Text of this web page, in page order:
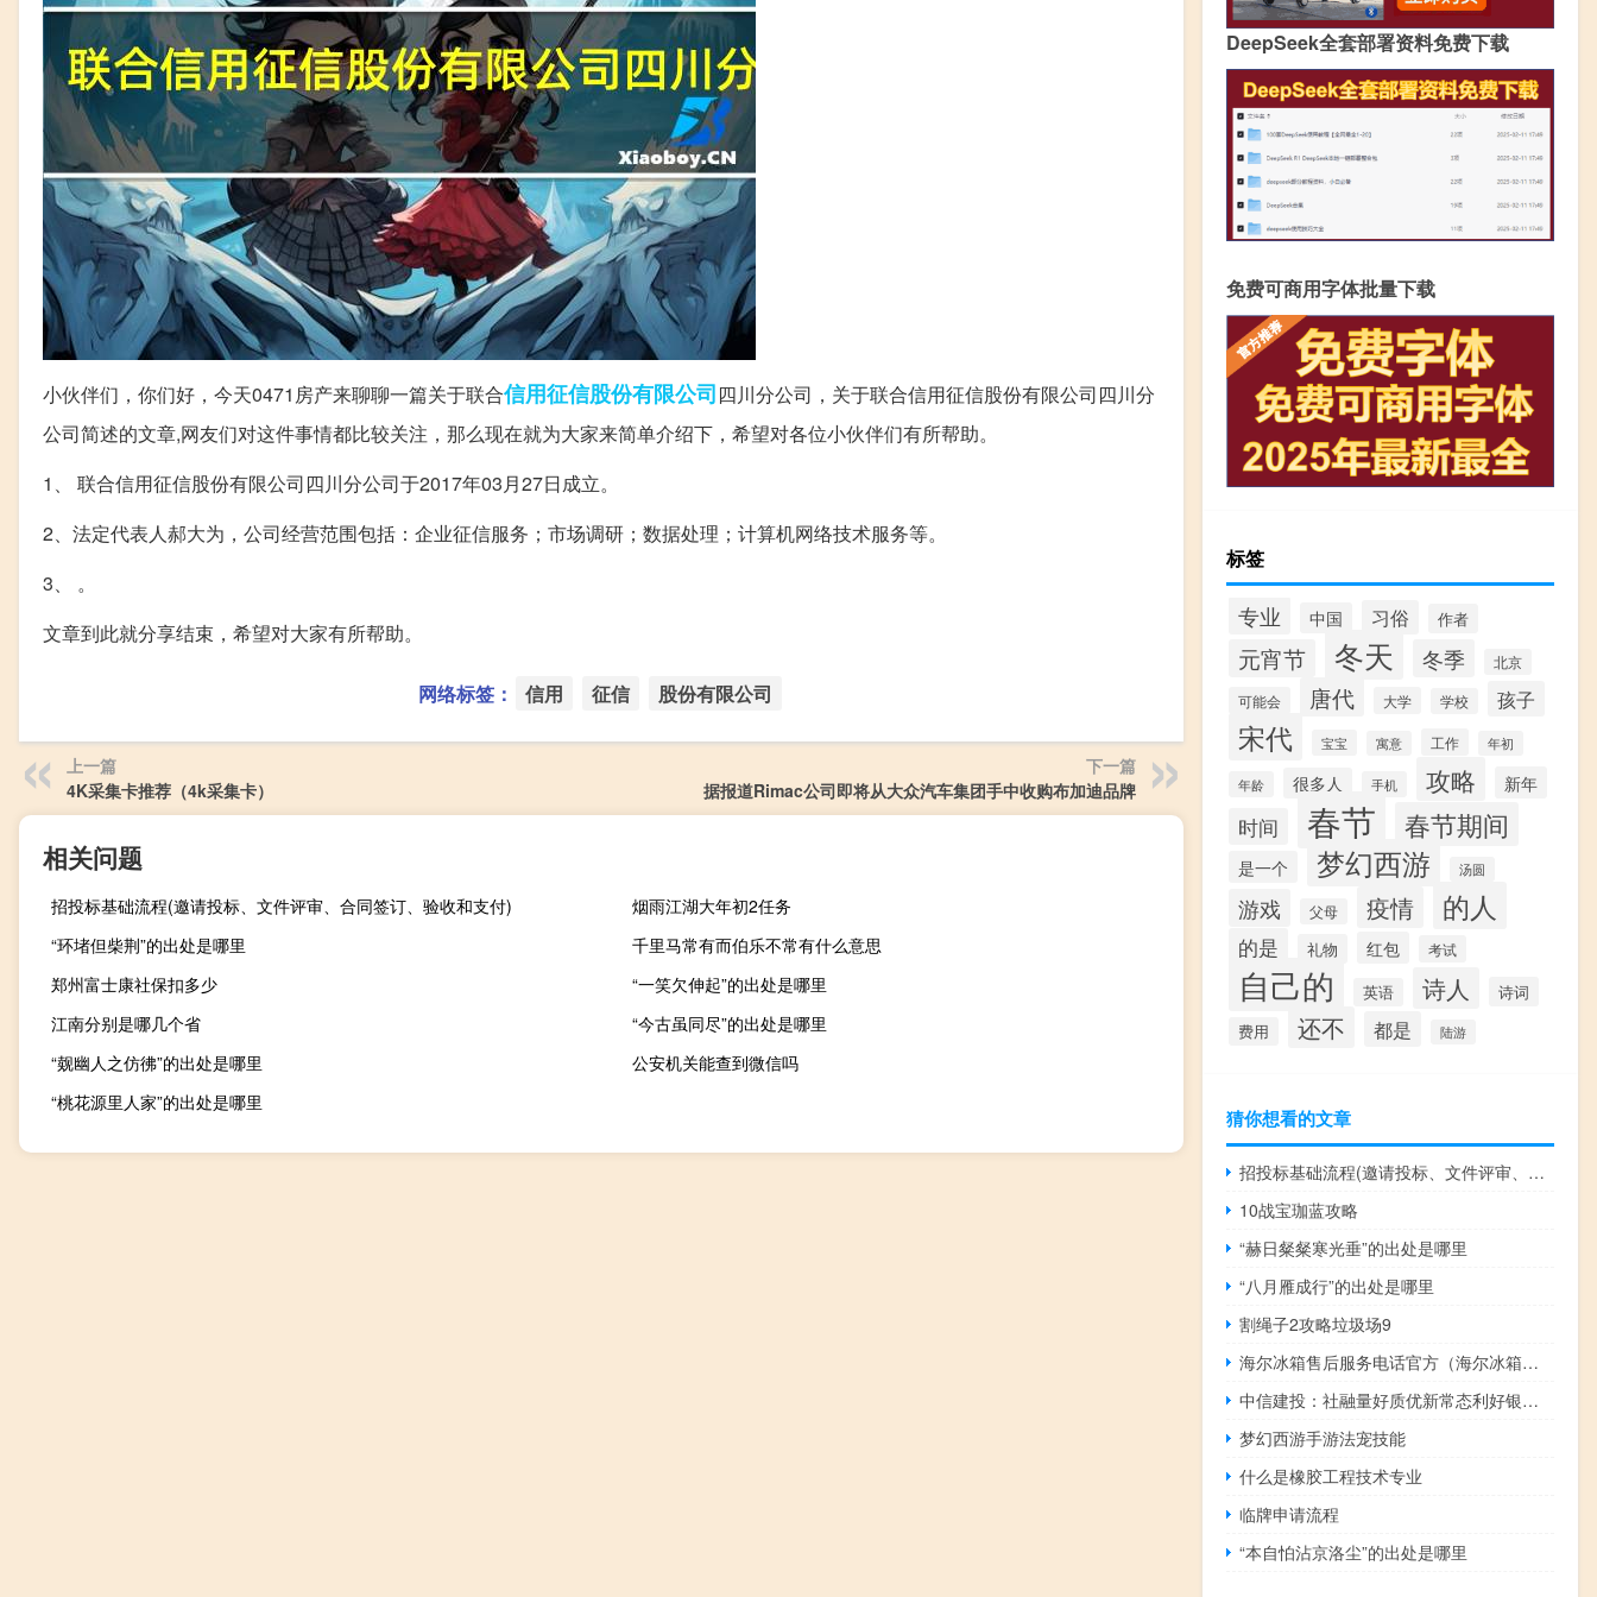
小伙伴们，你们好，今天0471房产来聊聊一篇关于联合信用征信股份有限公司四川分公司，关于联合信用征信股份有限公司四川分
公司简述的文章,网友们对这件事情都比较关注，那么现在就为大家来简单介绍下，希望对各位小伙伴们有所帮助。
1、 联合信用征信股份有限公司四川分公司于2017年03月27日成立。
2、法定代表人郝大为，公司经营范围包括：企业征信服务；市场调研；数据处理；计算机网络技术服务等。
3、 。
文章到此就分享结束，希望对大家有所帮助。
网络标签： 信用 征信 股份有限公司
上一篇
4K采集卡推荐（4k采集卡）
下一篇
据报道Rimac公司即将从大众汽车集团手中收购布加迪品牌
相关问题
招投标基础流程(邀请投标、文件评审、合同签订、验收和支付)
烟雨江湖大年初2任务
“环堵但柴荆”的出处是哪里
千里马常有而伯乐不常有什么意思
郑州富士康社保扣多少
“一笑欠伸起”的出处是哪里
江南分别是哪几个省
“今古虽同尽”的出处是哪里
“觌幽人之仿彿”的出处是哪里
公安机关能查到微信吗
“桃花源里人家”的出处是哪里
DeepSeek全套部署资料免费下载
免费可商用字体批量下载
标签
专业 中国 习俗 作者
元宵节 冬天 冬季 北京
可能会 唐代 大学 学校 孩子
宋代 宝宝 寓意 工作 年初
年龄 很多人 手机 攻略 新年
时间 春节 春节期间
是一个 梦幻西游 汤圆
游戏 父母 疫情 的人
的是 礼物 红包 考试
自己的 英语 诗人 诗词
费用 还不 都是 陆游
猜你想看的文章
招投标基础流程(邀请投标、文件评审、合同签订、验收和支付)
10战宝珈蓝攻略
“赫日粲粲寒光垂”的出处是哪里
“八月雁成行”的出处是哪里
割绳子2攻略垃圾场9
海尔冰箱售后服务电话官方（海尔冰箱售后服务）
中信建投：社融量好质优新常态利好银行板块Beta行情
梦幻西游手游法宠技能
什么是橡胶工程技术专业
临牌申请流程
“本自怕沾京洛尘”的出处是哪里